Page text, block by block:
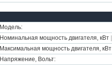
Модель:
Номинальная мощность двигателя, кВт
Максимальная мощность двигателя, кВт
Напряжение, Вольт: